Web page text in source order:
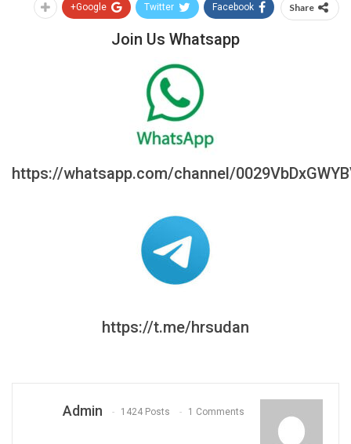
Share
Facebook
Twitter
Google+
Join Us Whatsapp
https://whatsapp.com/channel/
https://t.me/hrsudan
Admin 1424 Posts 1 Comments